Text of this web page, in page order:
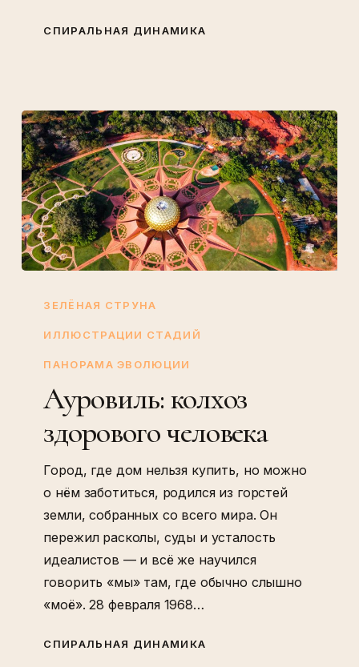
СПИРАЛЬНАЯ ДИНАМИКА
колхоз
ЗЕЛЁНАЯ СТРУНА
ИЛЛЮСТРАЦИИ СТАДИЙ
ПАНОРАМА ЭВОЛЮЦИИ
Ауровиль: колхоз
здорового человека
Город, где дом нельзя купить, но можно
о нём заботиться, родился из горстей
земли, собранных со всего мира. Он
пережил расколы, суды и усталость
идеалистов — и всё же научился
говорить «мы» там, где обычно слышно
«моё». 28 февраля 1968…
СПИРАЛЬНАЯ ДИНАМИКА